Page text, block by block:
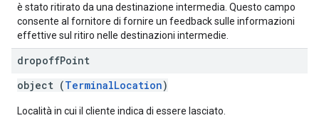
è stato ritirato da una destinazione intermedia. Questo campo
consente al fornitore di fornire un feedback sulle informazioni
effettive sul ritiro nelle destinazioni intermedie.
dropoffPoint
object (TerminalLocation)
Località in cui il cliente indica di essere lasciato.